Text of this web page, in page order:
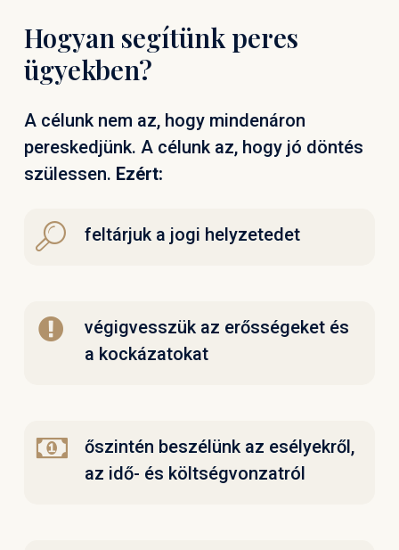
Hogyan segítünk peres
ügyekben?
A célunk nem az, hogy mindenáron
pereskedjünk. A célunk az, hogy jó döntés
szülessen. Ezért:
feltárjuk a jogi helyzetedet
végigvesszük az erősségeket és
a kockázatokat
őszintén beszélünk az esélyekről,
az idő- és költségvonzatról